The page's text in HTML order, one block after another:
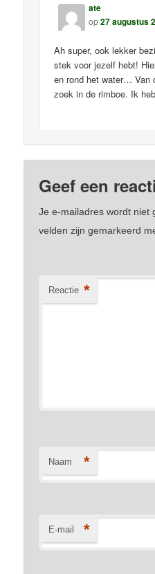
ate
op27 augustus
Ah super, ook lekker
stek voor jezelf hebt!
en rond het water… Van
zoek in de rimboe. Ik
Geef een
Je e-mailadres wordt niet
velden zijn gemarkeerd
Reactie *
Naam *
E-mail *